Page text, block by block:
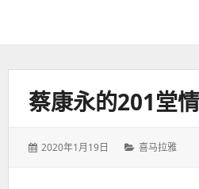
筹
群-蔡康永的201堂
发
2020年1月19日
分
喜马拉雅